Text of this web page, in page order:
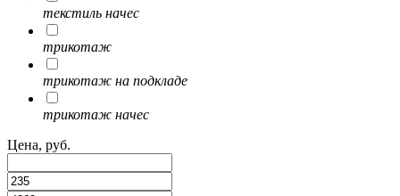
текстиль начес
трикотаж
трикотаж на подкладе
трикотаж начес
Цена, руб.